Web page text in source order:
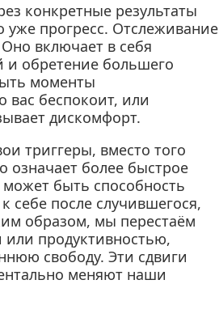
конкретные результаты
уже прогресс. Отслеживание
включает в себя
и обретение большего
моменты
вас беспокоит, или
дискомфорт.
триггеры, вместо того
более быстрое
быть способность
себе после случившегося,
образом, мы перестаём
продуктивностью,
свободу. Эти сдвиги
меняют наши